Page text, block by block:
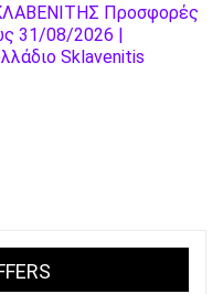
Προσφορές
31/08/2026 |
Sklavenitis